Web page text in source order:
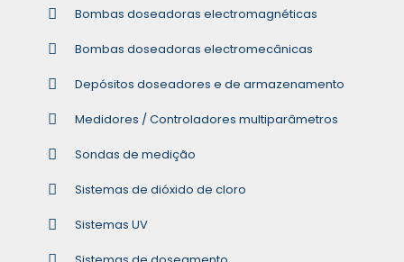
Bombas doseadoras electromagnéticas
Bombas doseadoras electromecânicas
Depósitos doseadores e de armazenamento
Medidores / Controladores multiparâmetros
Sondas de medição
Sistemas de dióxido de cloro
Sistemas UV